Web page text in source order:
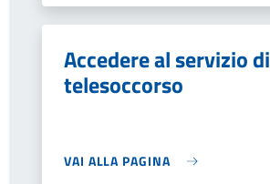
Accedere al servizio di
telesoccorso
VAI ALLA PAGINA